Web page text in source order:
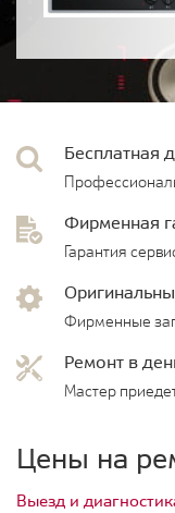
Бесплатная
Фирменная
Гарантия
Фирменные
Ремонт в
Мастер
Цены на
Выезд и